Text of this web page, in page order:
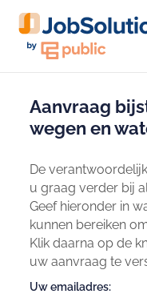
Aanvraag
wegen en
De
u graag verder bij
Geef hieronder in
kunnen bereiken
Klik daarna op de
uw aanvraag te
Uw emailadres: